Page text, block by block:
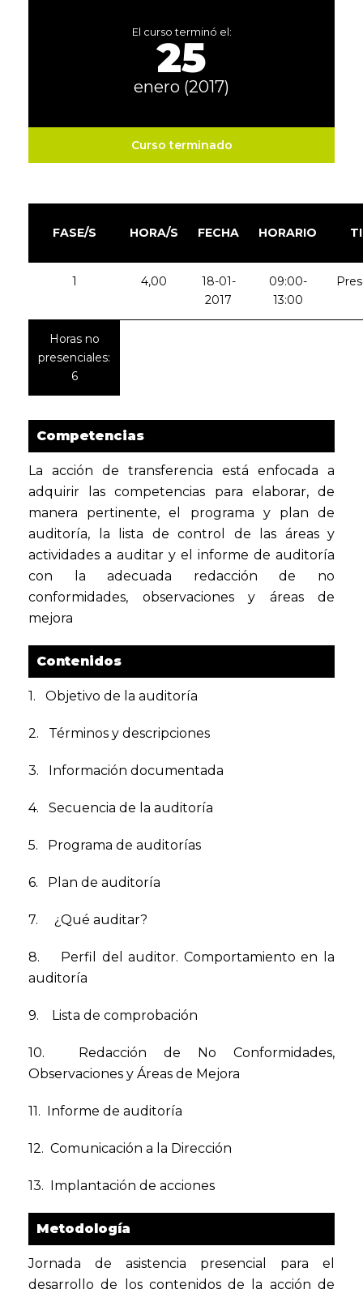
El curso terminó el:
25
enero (2017)
Curso terminado
FASE/S HORA/S FECHA HORARIO
1 4,00
18-01-
2017
09:00-
13:00
Horas no
presenciales:
6
Competencias
La acción de transferencia está enfocada a
adquirir las competencias para elaborar, de
manera pertinente, el programa y plan de
auditoría, la lista de control de las áreas y
actividades a auditar y el informe de auditoría
con la adecuada redacción de no
conformidades, observaciones y áreas de
mejora
Contenidos
1. Objetivo de la auditoría
2. Términos y descripciones
3. Información documentada
4. Secuencia de la auditoría
5. Programa de auditorías
6. Plan de auditoría
7. ¿Qué auditar?
8. Perfil del auditor. Comportamiento en la
auditoría
9. Lista de comprobación
10. Redacción de No Conformidades,
Observaciones y Áreas de Mejora
11. Informe de auditoría
12. Comunicación a la Dirección
13. Implantación de acciones
Metodología
Jornada de asistencia presencial para el
desarrollo de los contenidos de la acción de